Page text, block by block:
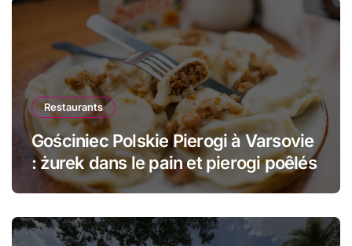
Restaurants
Gościniec Polskie Pierogi à Varsovie
: żurek dans le pain et pierogi poêlés